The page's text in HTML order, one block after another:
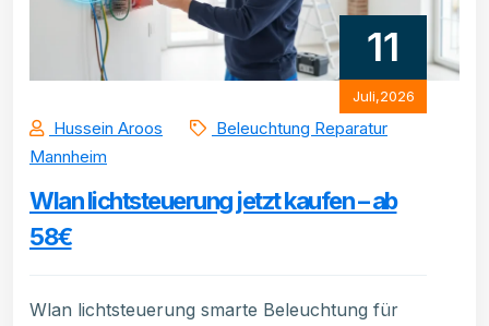
11
Juli,2026
Hussein Aroos
Beleuchtung Reparatur
Mannheim
Wlan lichtsteuerung jetzt kaufen – ab
58€
Wlan lichtsteuerung smarte Beleuchtung für